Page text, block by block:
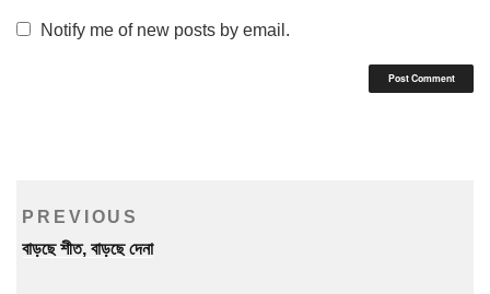
Notify me of new posts by email.
Post
navigation
Previous
Post
PREVIOUS
বাড়ছে শীত, বাড়ছে দেনা